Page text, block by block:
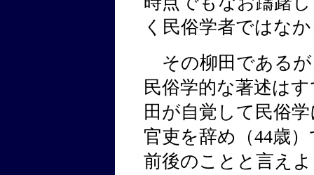
く民俗学者ではな
その柳田であるが
民俗学的な著述は
田が自覚して民俗
官吏を辞め（44歳
前後のことと言え